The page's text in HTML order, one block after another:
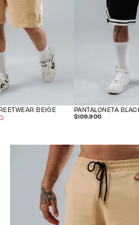
BEIGE PANTALONETA
$109.900
PRECIO
$109.900
El